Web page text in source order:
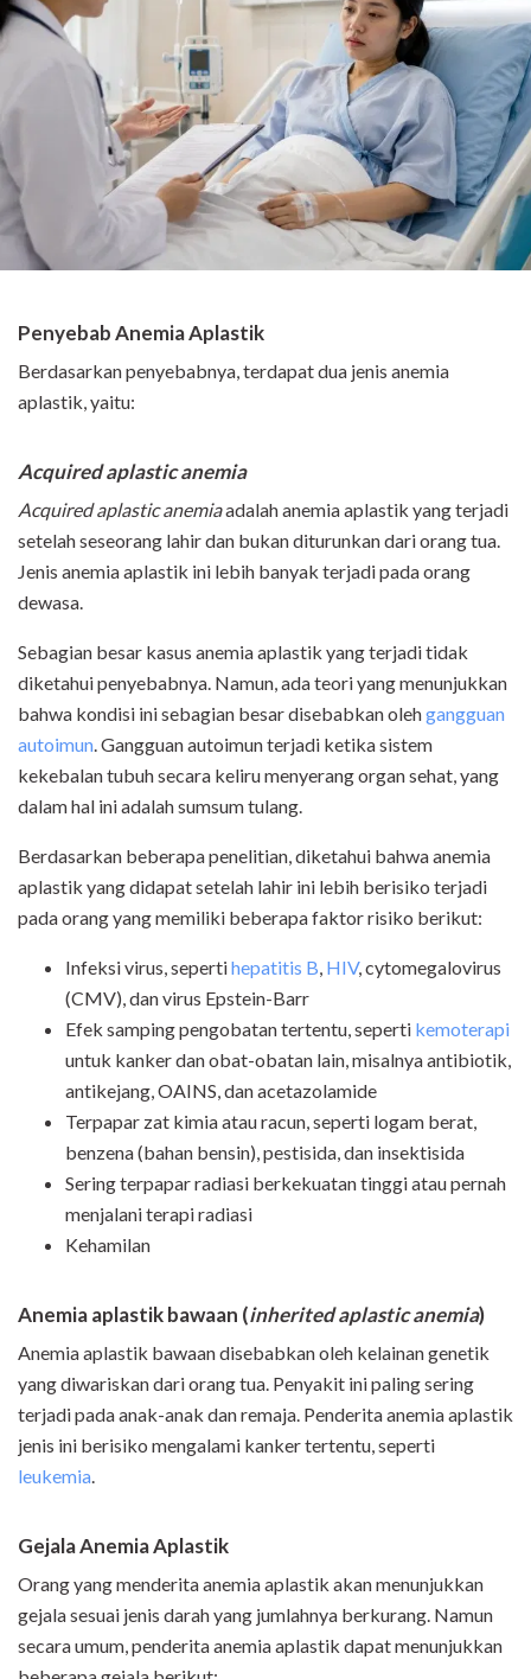
Penyebab Anemia Aplastik
Berdasarkan penyebabnya, terdapat dua jenis anemia
aplastik, yaitu:
Acquired aplastic anemia
Acquired aplastic anemiaadalah anemia aplastik yang terjadi
setelah seseorang lahir dan bukan diturunkan dari orang tua.
Jenis anemia aplastik ini lebih banyak terjadi pada orang
dewasa.
Sebagian besar kasus anemia aplastik yang terjadi tidak
diketahui penyebabnya. Namun, ada teori yang menunjukkan
bahwa kondisi ini sebagian besar disebabkan olehgangguan
autoimun. Gangguan autoimun terjadi ketika sistem
kekebalan tubuh secara keliru menyerang organ sehat, yang
dalam hal ini adalah sumsum tulang.
Berdasarkan beberapa penelitian, diketahui bahwa anemia
aplastik yang didapat setelah lahir ini lebih berisiko terjadi
pada orang yang memiliki beberapa faktor risiko berikut:
Infeksi virus, sepertihepatitis B, HIV, cytomegalovirus
(CMV), dan virus Epstein-Barr
Efek samping pengobatan tertentu, seperti kemoterapi
untuk kanker dan obat-obatan lain, misalnya antibiotik,
antikejang, OAINS, dan acetazolamide
Terpapar zat kimia atau racun, seperti logam berat,
benzena (bahan bensin), pestisida, dan insektisida
Sering terpapar radiasi berkekuatan tinggi atau pernah
menjalani terapi radiasi
Kehamilan
Anemia aplastik bawaan (inherited aplastic anemia)
Anemia aplastik bawaan disebabkan oleh kelainan genetik
yang diwariskan dari orang tua. Penyakit ini paling sering
terjadi pada anak-anak dan remaja. Penderita anemia aplastik
jenis ini berisiko mengalami kanker tertentu, seperti
leukemia.
Gejala Anemia Aplastik
Orang yang menderita anemia aplastik akan menunjukkan
gejala sesuai jenis darah yang jumlahnya berkurang. Namun
secara umum, penderita anemia aplastik dapat menunjukkan